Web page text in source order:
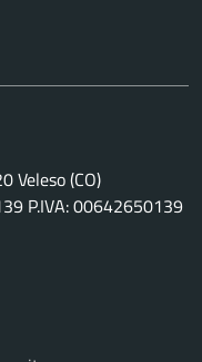
Veleso (CO)
P.IVA: 00642650139